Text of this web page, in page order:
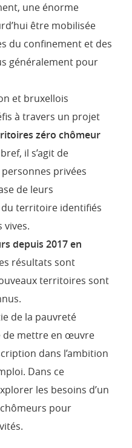
une énorme
être mobilisée
du confinement et des
généralement pour
et bruxellois
à travers un projet
zéro chômeur
il s’agit de
privées
de leurs
territoire identifiés
vives.
depuis 2017 en
résultats sont
territoires sont
de la pauvreté
de mettre en œuvre
dans l’ambition
Dans ce
les besoins d’un
pour